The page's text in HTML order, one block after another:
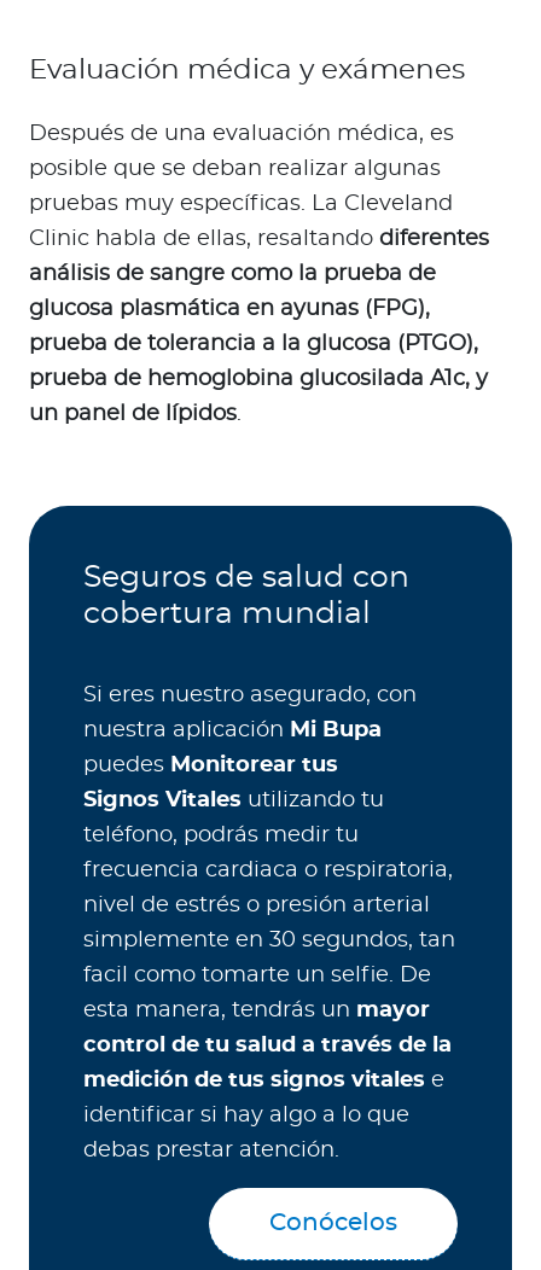
Evaluación médica y exámenes
Después de una evaluación médica, es
posible que se deban realizar algunas
pruebas muy específicas. La Cleveland
Clinic habla de ellas, resaltando diferentes
análisis de sangre como la prueba de
glucosa plasmática en ayunas (FPG),
prueba de tolerancia a la glucosa (PTGO),
prueba de hemoglobina glucosilada A1c, y
un panel de lípidos.
Seguros de salud con
cobertura mundial
Si eres nuestro asegurado, con
nuestra aplicación Mi Bupa
puedes Monitorear tus
Signos Vitales utilizando tu
teléfono, podrás medir tu
frecuencia cardiaca o respiratoria,
nivel de estrés o presión arterial
simplemente en 30 segundos, tan
facil como tomarte un selfie. De
esta manera, tendrás un mayor
control de tu salud a través de la
medición de tus signos vitales e
identificar si hay algo a lo que
debas prestar atención.
Conócelos